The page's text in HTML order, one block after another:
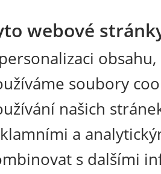
webové
soubory
našich
a
s dalšími